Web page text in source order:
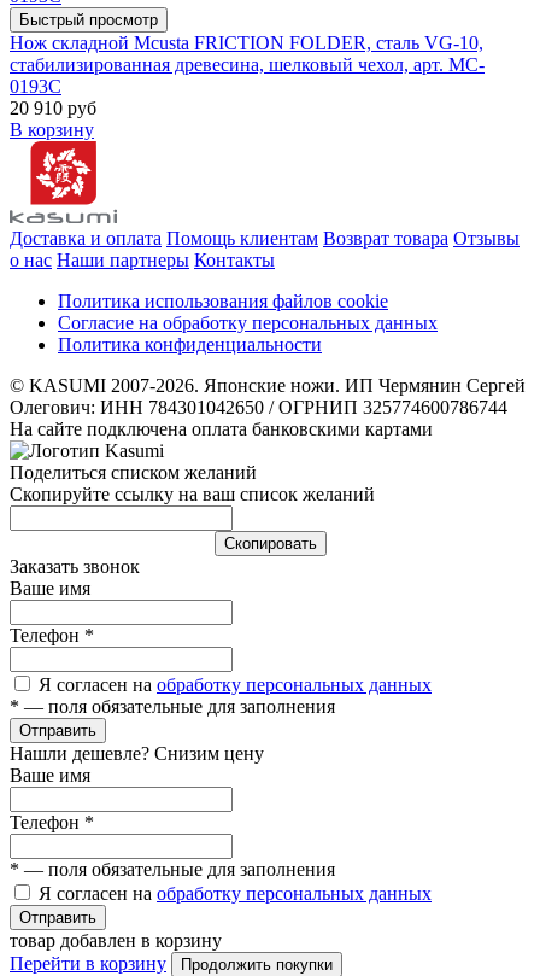
Быстрый просмотр
Нож складной Mcusta FRICTION FOLDER, сталь VG-10,
стабилизированная древесина, шелковый чехол, арт. MC-
0193C
20 910 руб
В корзину
Доставка и оплата Помощь клиентам Возврат товара Отзывы
о нас Наши партнеры Контакты
Политика использования файлов cookie
Согласие на обработку персональных данных
Политика конфиденциальности
© KASUMI 2007-2026. Японские ножи. ИП Чермянин Сергей
Олегович: ИНН 784301042650 / ОГРНИП 325774600786744
На сайте подключена оплата банковскими картами
Поделиться списком желаний
Скопируйте ссылку на ваш список желаний
Cкопировать
Заказать звонок
Ваше имя
Телефон *
Я согласен на обработку персональных данных
* — поля обязательные для заполнения
Отправить
Нашли дешевле? Снизим цену
Ваше имя
Телефон *
* — поля обязательные для заполнения
Я согласен на обработку персональных данных
Отправить
товар добавлен в корзину
Перейти в корзину
Продолжить покупки